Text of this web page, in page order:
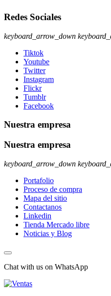
Redes Sociales
keyboard_arrow_down
Tiktok
Youtube
Twitter
Instagram
Flickr
Tumblr
Facebook
Nuestra empresa
Nuestra empresa
keyboard_arrow_down
Portafolio
Proceso de compra
Mapa del sitio
Contactanos
Linkedin
Tienda Mercado libre
Noticias y Blog
Chat with us on WhatsApp